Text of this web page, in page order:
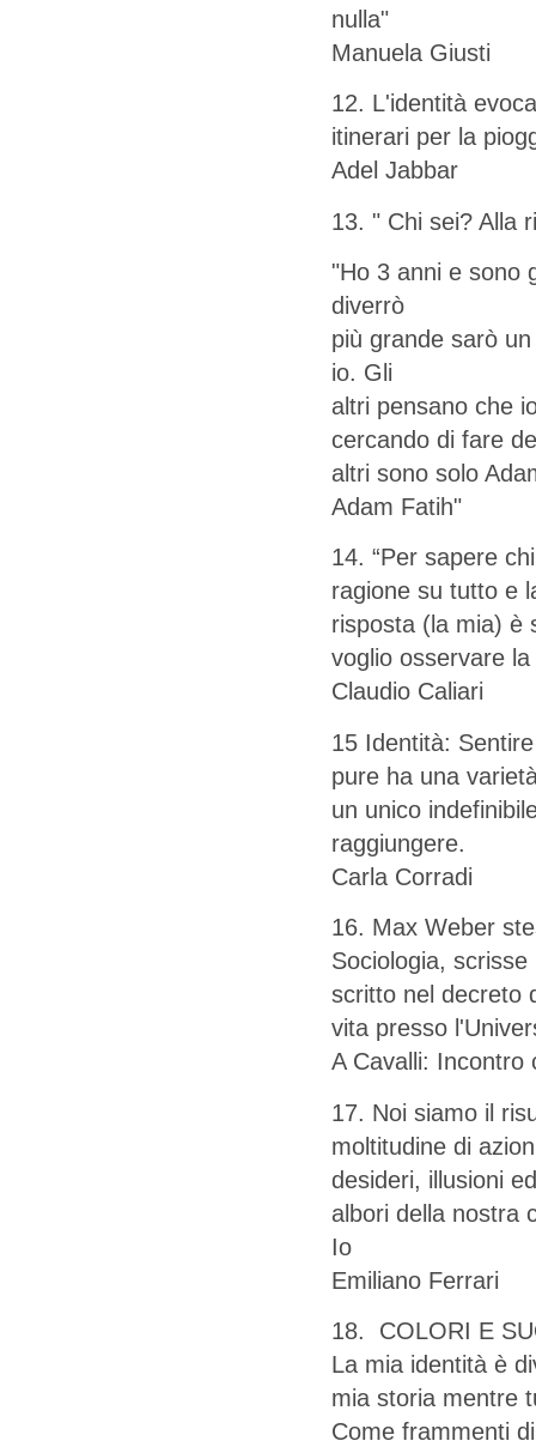
nulla"
Manuela Giusti
12. L'identità
itinerari per la
Adel Jabbar
13. " Chi sei? Alla
"Ho 3 anni e sono
diverrò
più grande sarò
io. Gli
altri pensano che
cercando di fare
altri sono solo
Adam Fatih"
14. “Per sapere
ragione su tutto e
risposta (la mia) è
voglio osservare la
Claudio Caliari
15 Identità:
pure ha una
un unico
raggiungere.
Carla Corradi
16. Max Weber
Sociologia,
scritto nel decreto
vita presso
A Cavalli: Incontro
17. Noi siamo il
moltitudine di
desideri, illusioni
albori della nostra
Io
Emiliano Ferrari
18. COLORI E
La mia identità è
mia storia mentre
Come frammenti